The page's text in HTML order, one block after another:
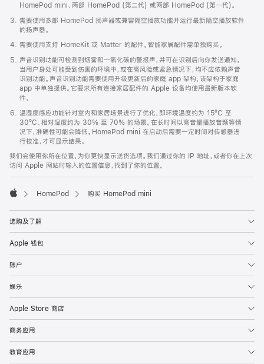
开)
HomePod mini、两部 HomePod (第二代) 或两部 HomePod (第一代)。
需要使用多部 HomePod 扬声器或兼容隔空播放功能并运行最新隔空播放软件
的扬声器。
需要使用支持 HomeKit 或 Matter 的配件。智能家居配件需单独购买。
声音识别功能可检测到烟雾和一氧化碳的警报声，并可在识别后向你发送通知。
当用户身处可能受到伤害的环境中，或在高风险或紧急情况下，均不应依赖声音
识别功能。声音识别功能需要使用升级更新后的家庭 app 架构，该架构于家庭
app 中单独提供。它要求所有连接家居配件的 Apple 设备均使用最新版本软
件。
温湿度感应功能针对室内和家居场景进行了优化，即环境温度约为 15ºC 至
30ºC、相对湿度约为 30% 至 70% 的场景。在长时间以高音量播放音频等情
况下，准确性可能会降低。HomePod mini 在启动后需要一定时间对传感器进
行校准，才可显示结果。
我们会使用你所在位置，为你更快显示送货选项。我们通过你的 IP 地址，或者你在上次
访问 Apple 网站时输入的位置信息，找到了你的位置。
HomePod 购买 HomePod mini
选购及了解
Apple 钱包
账户
娱乐
Apple Store 商店
商务应用
教育应用